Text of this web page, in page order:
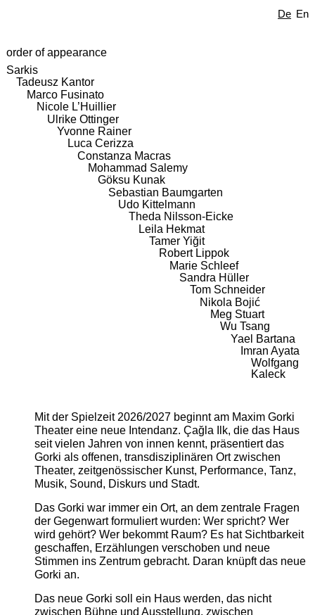
De En
order of appearance
Sarkis
Tadeusz Kantor
Marco Fusinato
Nicole L’Huillier
Ulrike Ottinger
Yvonne Rainer
Luca Cerizza
Constanza Macras
Mohammad Salemy
Göksu Kunak
Sebastian Baumgarten
Udo Kittelmann
Theda Nilsson-Eicke
Leila Hekmat
Tamer Yiğit
Robert Lippok
Marie Schleef
Sandra Hüller
Tom Schneider
Nikola Bojić
Meg Stuart
Wu Tsang
Yael Bartana
Imran Ayata
Wolfgang
Kaleck
Mit der Spielzeit 2026/2027 beginnt am Maxim Gorki
Theater eine neue Intendanz. Çağla Ilk, die das Haus
seit vielen Jahren von innen kennt, präsentiert das
Gorki als offenen, transdisziplinären Ort zwischen
Theater, zeitgenössischer Kunst, Performance, Tanz,
Musik, Sound, Diskurs und Stadt.
Das Gorki war immer ein Ort, an dem zentrale Fragen
der Gegenwart formuliert wurden: Wer spricht? Wer
wird gehört? Wer bekommt Raum? Es hat Sichtbarkeit
geschaffen, Erzählungen verschoben und neue
Stimmen ins Zentrum gebracht. Daran knüpft das neue
Gorki an.
Das neue Gorki soll ein Haus werden, das nicht
zwischen Bühne und Ausstellung, zwischen